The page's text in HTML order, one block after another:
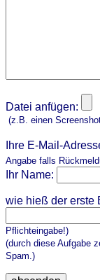
Datei anfügen:
(z.B. einen
Ihre E-Mail-
Angabe falls
Ihr Name:
wie hieß der erste
Pflichteingabe!)
(durch diese Aufgabe
Spam.)